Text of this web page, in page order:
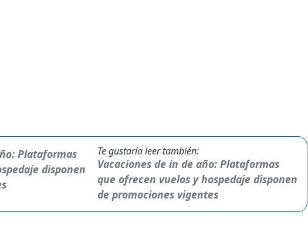
Te gustaría leer también:
Vacaciones de in de año: Plataformas
que ofrecen vuelos y hospedaje disponen
de promociones vigentes